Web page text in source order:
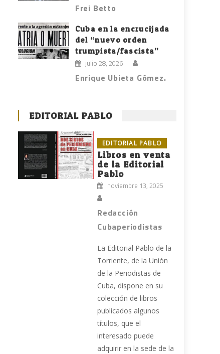
Frei Betto
Cuba en la encrucijada
del “nuevo orden
trumpista/fascista”
julio 28, 2026
Enrique Ubieta Gómez.
EDITORIAL PABLO
EDITORIAL PABLO
Libros en venta
de la Editorial
Pablo
noviembre 13, 2025
Redacción
Cubaperiodistas
La Editorial Pablo de la
Torriente, de la Unión
de la Periodistas de
Cuba, dispone en su
colección de libros
publicados algunos
títulos, que el
interesado puede
adquirir en la sede de la